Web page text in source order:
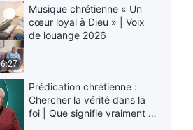
Paroles de Dieu quotidiennes :
L'entrée dans la vie | Extrait 537
Paroles de Dieu quotidiennes :
6:27
Musique chrétienne « Un
cœur loyal à Dieu » | Voix
de louange 2026
Prédication chrétienne :
Chercher la vérité dans la
foi | Que signifie vraiment «